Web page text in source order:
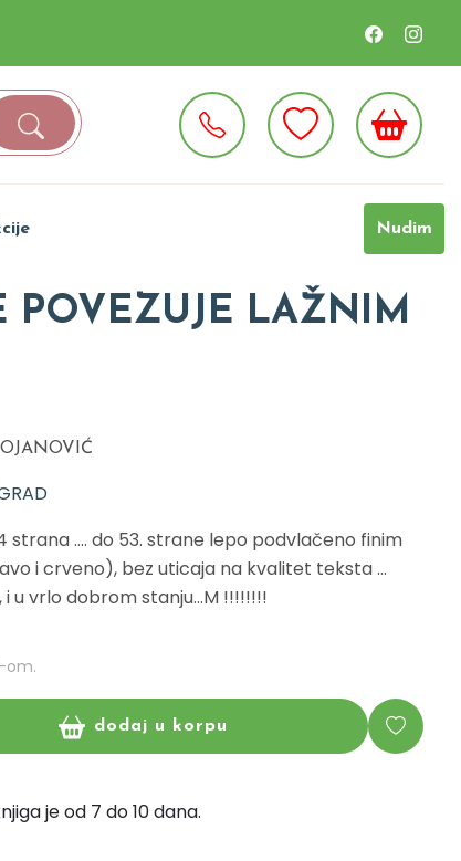
Nudim
POVEZUJE LAŽNIM
strana .... do 53. strane lepo podvlačeno finim
i crveno), bez uticaja na kvalitet teksta ...
u vrlo dobrom stanju...M !!!!!!!!
om.
dodaj u korpu
je od 7 do 10 dana.